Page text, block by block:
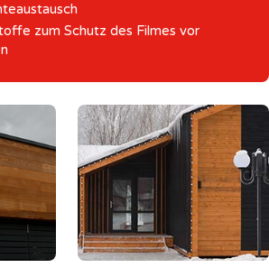
zum Schutz des Filmes vor